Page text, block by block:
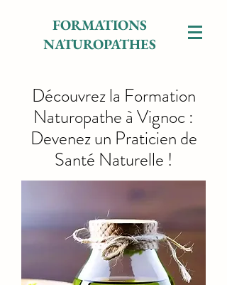
FORMATIONS
NATUROPATHES
Découvrez la Formation
Naturopathe à Vignoc :
Devenez un Praticien de
Santé Naturelle !